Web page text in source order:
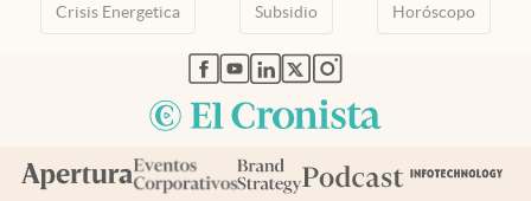
Crisis Energetica Subsidio Horóscopo
abre en nueva pestaña
abre en nueva pestaña
abre en nueva pestaña
abre en nueva pestaña
abre en nueva pestaña